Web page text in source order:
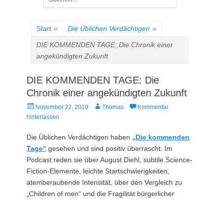
nach:
Start » Die Üblichen Verdächtigen »
DIE KOMMENDEN TAGE: Die Chronik einer
angekündigten Zukunft
DIE KOMMENDEN TAGE: Die
Chronik einer angekündigten Zukunft
Veröffentlicht
am
November 22, 2010 AutorThomas
Kommentar
hinterlassen
Die Üblichen Verdächtigen haben „Die kommenden
Tage“ gesehen und sind positiv überrascht. Im
Podcast reden sie über August Diehl, subtile Science-
Fiction-Elemente, leichte Startschwierigkeiten,
atemberaubende Intensität, über den Vergleich zu
„Children of men“ und die Fragilität bürgerlicher